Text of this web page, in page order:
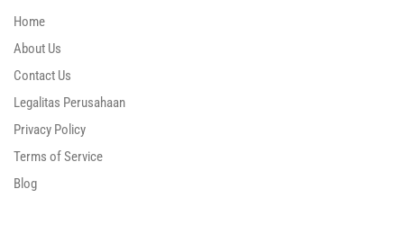
Home
About Us
Contact Us
Legalitas Perusahaan
Privacy Policy
Terms of Service
Blog